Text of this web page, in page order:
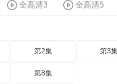
全高清3 全高清5
第2集 第3
第8集